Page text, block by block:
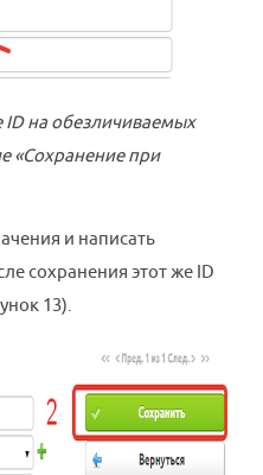
ID на обезличиваемых
«Сохранение при
и написать
сохранения этот же ID
13).